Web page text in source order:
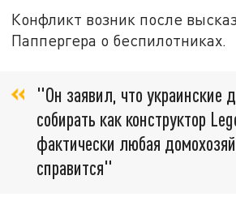
Конфликт возник после
Паппергера о беспилотниках.
"Он заявил, что украинские
собирать как конструктор
фактически любая
справится"